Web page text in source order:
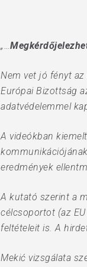
„…
Nem vet jó fényt
Európai Bizottság
adatvédelemmel
A videókban
eredmények
A kutató szerint a
célcsoportot (az
feltételeit is. A
Mekić vizsgálata